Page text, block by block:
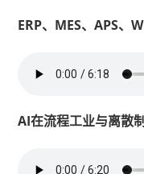
ERP、MES、APS、
AI在流程工业与离散